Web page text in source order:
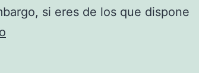
si eres de los que dispone